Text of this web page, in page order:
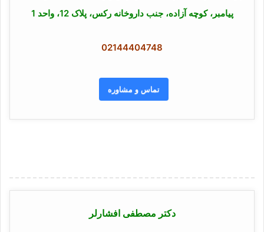
پیامبر، کوچه آزاده، جنب داروخانه رکس، پلاک 12، واحد 1
02144404748
تماس و مشاوره
دکتر مصطفی افشارلر